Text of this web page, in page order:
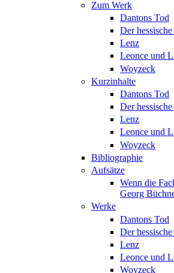
Zum Werk
Dantons Tod
Der
Lenz
Leonce und
Woyzeck
Kurzinhalte
Dantons Tod
Der
Lenz
Leonce und
Woyzeck
Bibliographie
Aufsätze
Wenn die
Georg
Werke
Dantons Tod
Der
Lenz
Leonce und
Woyzeck